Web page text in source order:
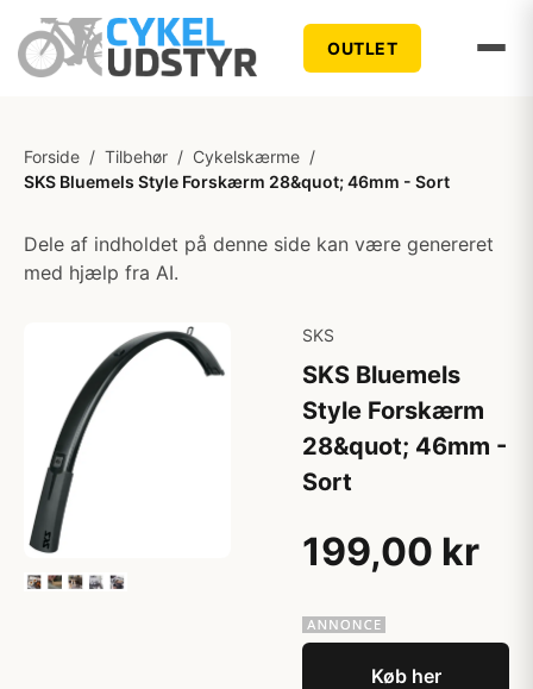
OUTLET
Forside / Tilbehør / Cykelskærme /
SKS Bluemels Style Forskærm 28&quot; 46mm - Sort
Dele af indholdet på denne side kan være genereret
med hjælp fra AI.
SKS
SKS Bluemels
Style Forskærm
28&quot; 46mm -
Sort
199,00 kr
Køb her